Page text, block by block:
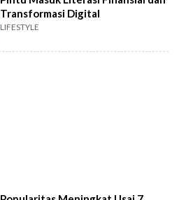
Transformasi Digital
LIFESTYLE